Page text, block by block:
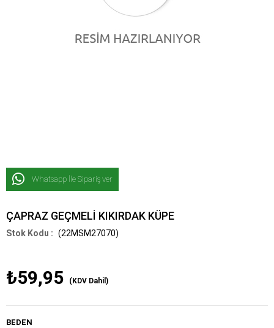
Whatsapp İle Sipariş ver
ÇAPRAZ GEÇMELİ KIKIRDAK KÜPE
(22MSM27070)
₺59,95 (KDV Dahil)
BEDEN